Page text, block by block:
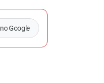
Google